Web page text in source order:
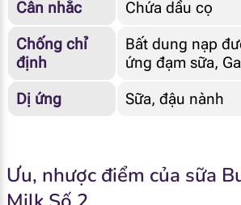
Cân nhắc
Chứa dầu cọ
Chống chỉ
định
Bất dung nạp
ứng đạm sữa,
Dị ứng
Sữa, đậu nành
Ưu, nhược điểm của sữa